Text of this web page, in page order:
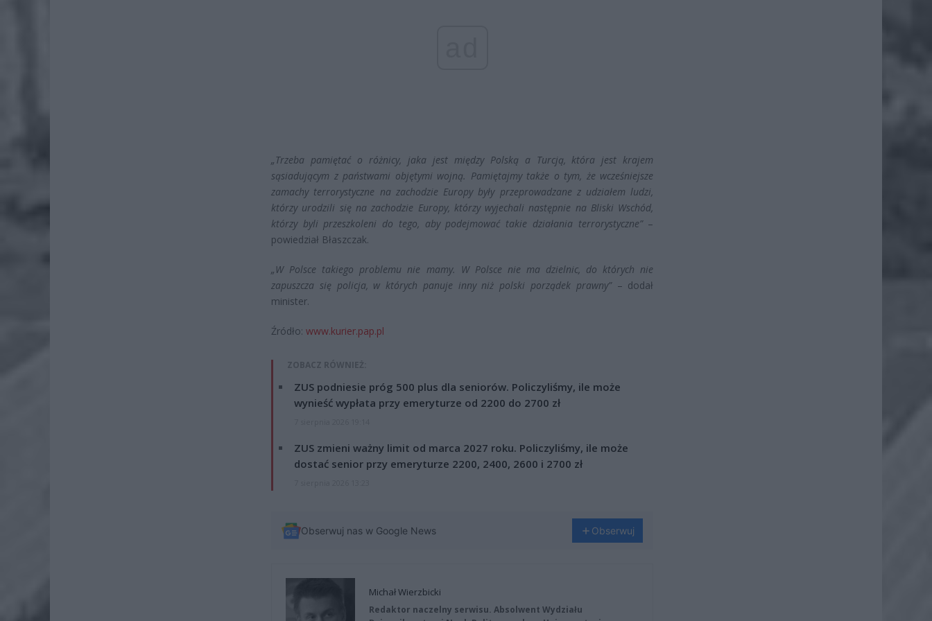
„Trzeba pamiętać o różnicy, jaka jest między Polską a Turcją, która jest krajem
sąsiadującym z państwami objętymi wojną. Pamiętajmy także o tym, że wcześniejsze
zamachy terrorystyczne na zachodzie Europy były przeprowadzane z udziałem ludzi,
którzy urodzili się na zachodzie Europy, którzy wyjechali następnie na Bliski Wschód,
którzy byli przeszkoleni do tego, aby podejmować takie działania terrorystyczne”–
powiedział Błaszczak.
„W Polsce takiego problemu nie mamy. W Polsce nie ma dzielnic, do których nie
zapuszcza się policja, w których panuje inny niż polski porządek prawny”– dodał
minister.
Źródło: www.kurier.pap.pl
ZOBACZ RÓWNIEŻ:
ZUS podniesie próg 500 plus dla seniorów. Policzyliśmy, ile może
wynieść wypłata przy emeryturze od 2200 do 2700 zł
ZUS zmieni ważny limit od marca 2027 roku. Policzyliśmy, ile może
dostać senior przy emeryturze 2200, 2400, 2600 i 2700 zł
Obserwuj nas w Google News Obserwuj
Michał Wierzbicki
Redaktor naczelny serwisu. Absolwent Wydziału